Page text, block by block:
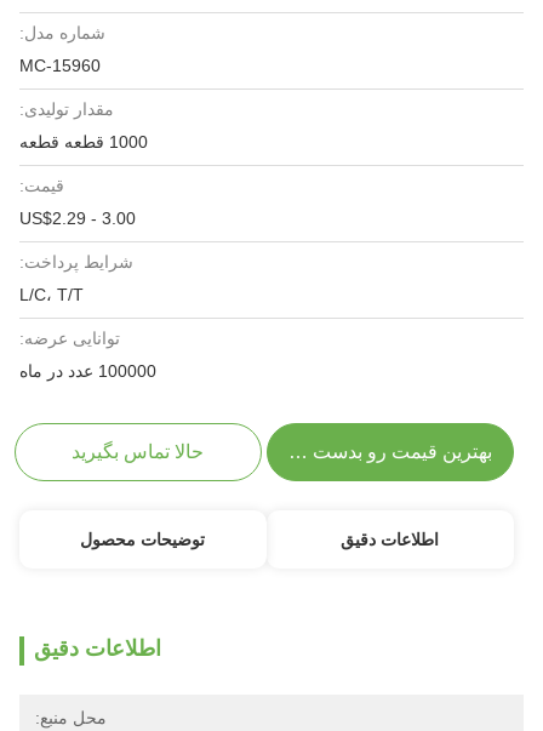
شماره مدل:
MC-15960
مقدار تولیدی:
1000 قطعه قطعه
قیمت:
US$2.29 - 3.00
شرایط پرداخت:
L/C، T/T
توانایی عرضه:
100000 عدد در ماه
بهترین قیمت رو بدست بیار حالا تماس بگیرید
اطلاعات دقیق توضیحات محصول
اطلاعات دقیق
محل منبع: